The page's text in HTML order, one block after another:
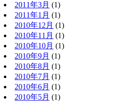
2011年3月 (1)
2011年1月 (1)
2010年12月 (1)
2010年11月 (1)
2010年10月 (1)
2010年9月 (1)
2010年8月 (1)
2010年7月 (1)
2010年6月 (1)
2010年5月 (1)